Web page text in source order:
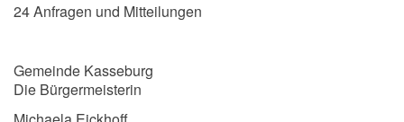
24 Anfragen und Mitteilungen
Gemeinde Kasseburg
Die Bürgermeisterin